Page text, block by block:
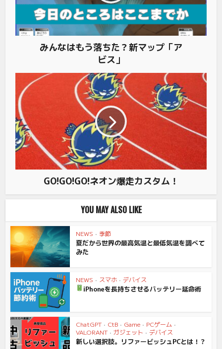
みんなはもう落ちた？新マップ「ア
ビス」
GO!GO!GO!ネオン爆走カスタム！
YOU MAY ALSO LIKE
NEWS • 季節
夏だから世界の最高気温と最低気温を調べて
みた
NEWS • スマホ • デバイス
iPhoneを長持ちさせるバッテリー延命術
ChatGPT • CtB • Game • PCゲーム •
VALORANT • ガジェット • デバイス
新しい選択肢。リファービッシュPCとは！？